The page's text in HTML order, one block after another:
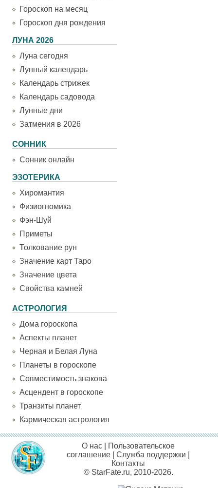
Гороскоп на месяц
Гороскоп дня рождения
ЛУНА 2026
Луна сегодня
Лунный календарь
Календарь стрижек
Календарь садовода
Лунные дни
Затмения в 2026
СОННИК
Сонник онлайн
ЭЗОТЕРИКА
Хиромантия
Физиогномика
Фэн-Шуй
Приметы
Толкование рун
Значение карт Таро
Значение цвета
Свойства камней
АСТРОЛОГИЯ
Дома гороскопа
Аспекты планет
Черная и Белая Луна
Планеты в гороскопе
Совместимость знакова
Асцендент в гороскопе
Транзиты планет
Кармическая астрология
О нас
Пользовательское
соглашение |Служба поддержки
Контакты
© StarFate.ru, 2010-2026.